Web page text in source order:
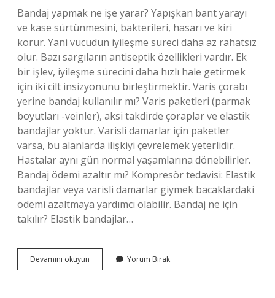
Bandaj yapmak ne işe yarar? Yapışkan bant yarayı
ve kase sürtünmesini, bakterileri, hasarı ve kiri
korur. Yani vücudun iyileşme süreci daha az rahatsız
olur. Bazı sargıların antiseptik özellikleri vardır. Ek
bir işlev, iyileşme sürecini daha hızlı hale getirmek
için iki cilt insizyonunu birleştirmektir. Varis çorabı
yerine bandaj kullanılır mı? Varis paketleri (parmak
boyutları -veinler), aksi takdirde çoraplar ve elastik
bandajlar yoktur. Varisli damarlar için paketler
varsa, bu alanlarda ilişkiyi çevrelemek yeterlidir.
Hastalar aynı gün normal yaşamlarına dönebilirler.
Bandaj ödemi azaltır mı? Kompresör tedavisi: Elastik
bandajlar veya varisli damarlar giymek bacaklardaki
ödemi azaltmaya yardımcı olabilir. Bandaj ne için
takılır? Elastik bandajlar…
Devamını okuyun
Lü
Yorum Bırak